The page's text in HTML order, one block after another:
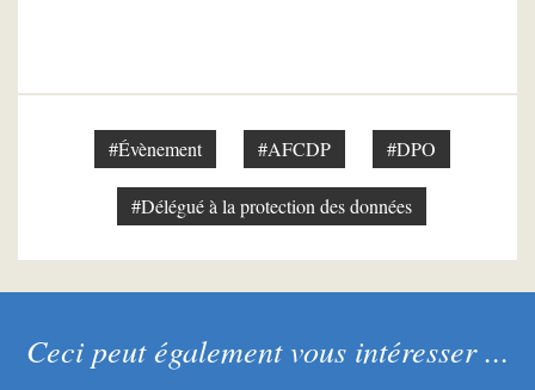
#Évènement #AFCDP #DPO
#Délégué à la protection des données
Ceci peut également vous intéresser ...